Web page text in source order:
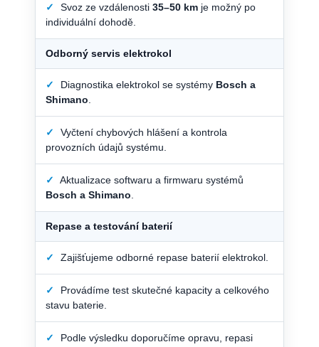
✓ Svoz ze vzdálenosti 35–50 km je možný po
individuální dohodě.
Odborný servis elektrokol
✓ Diagnostika elektrokol se systémy Bosch a
Shimano
✓
Vyčtení chybových hlášení a kontrola
provozních údajů systému.
✓
Aktualizace softwaru a firmwaru systémů
Bosch a Shimano
Repase a testování baterií
✓ Zajišťujeme odborné repase baterií elektrokol.
✓
Provádíme test skutečné kapacity a celkového
stavu baterie.
✓
Podle výsledku doporučíme opravu, repasi